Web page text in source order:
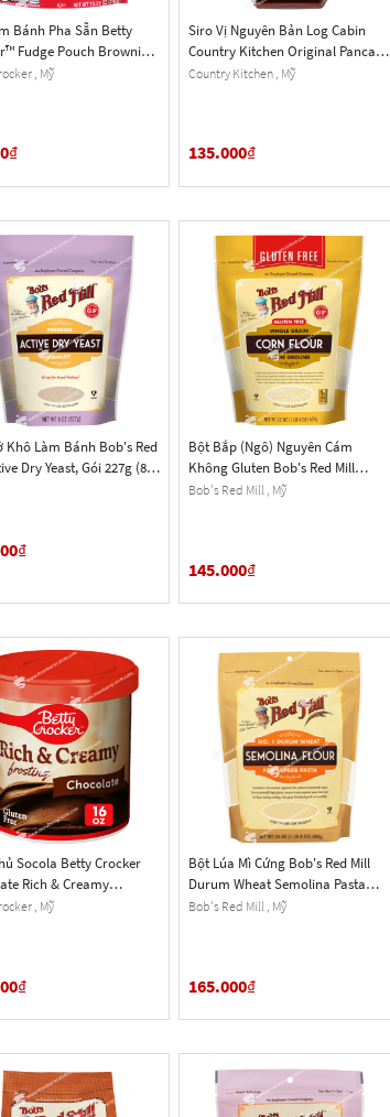
Bánh Pha Sẵn Betty
Fudge Pouch Brownie
With Dutch Cocoa, Gói
, Mỹ
₫
Siro Vị Nguyên Bản Log Cabin
Country Kitchen Original Pancake
Syrup, Chai 710 mL (24 Oz.)
Country Kitchen , Mỹ
135.000₫
Khô Làm Bánh Bob's Red
Dry Yeast, Gói 227g (8
₫
Bột Bắp (Ngô) Nguyên Cám
Không Gluten Bob's Red Mill
Whole Grain Corn Flour, Stone
Bob's Red Mill , Mỹ
145.000₫
Socola Betty Crocker
Rich & Creamy
Hộp 453g (16 Oz.) 1 Lb.
, Mỹ
₫
Bột Lúa Mì Cứng Bob's Red Mill
Durum Wheat Semolina Pasta
Flour, Gói 680g (1 Lb. 8 Oz.) 24 Oz.
Bob's Red Mill , Mỹ
165.000₫